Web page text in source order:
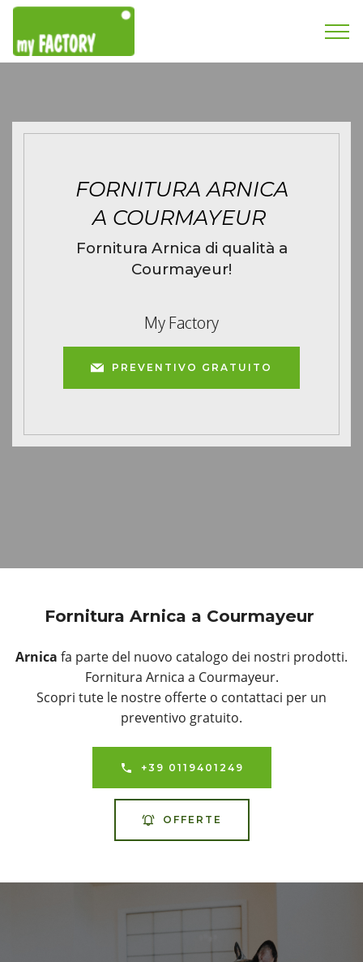
FORNITURA ARNICA
A COURMAYEUR
Fornitura Arnica di qualità a
Courmayeur!
My Factory
PREVENTIVO GRATUITO
Fornitura Arnica a Courmayeur
Arnica fa parte del nuovo catalogo dei nostri prodotti.
Fornitura Arnica a Courmayeur.
Scopri tute le nostre offerte o contattaci per un
preventivo gratuito.
+39 0119401249
OFFERTE